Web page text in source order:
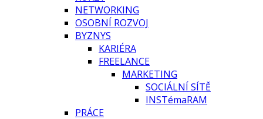
NETWORKING
OSOBNÍ ROZVOJ
BYZNYS
KARIÉRA
FREELANCE
MARKETING
SOCIÁLNÍ SÍTĚ
INSTémaRAM
PRÁCE